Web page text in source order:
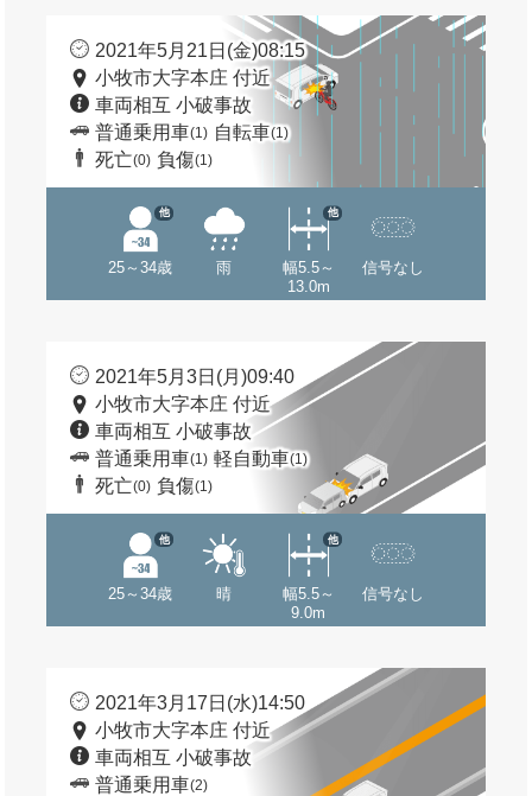
2021年5月21日(金)08:15
小牧市大字本庄 付近
車両相互 小破事故
普通乗用車(1) 自転車(1)
死亡(0) 負傷(1)
25～34歳
他
雨
幅5.5～
13.0m
他
信号なし
2021年5月3日(月)09:40
小牧市大字本庄 付近
車両相互 小破事故
普通乗用車(1) 軽自動車(1)
死亡(0) 負傷(1)
25～34歳
他
晴
幅5.5～
9.0m
他
信号なし
2021年3月17日(水)14:50
小牧市大字本庄 付近
車両相互 小破事故
普通乗用車(2)